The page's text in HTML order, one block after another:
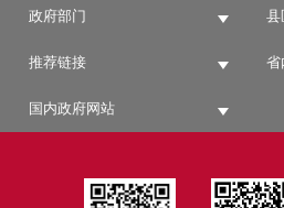
政府部门 县
推荐链接 省
国内政府网站